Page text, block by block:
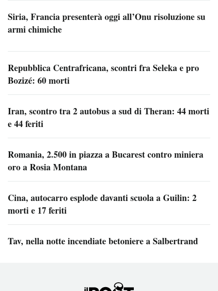
Siria, Francia presenterà oggi all’Onu risoluzione su
armi chimiche
Repubblica Centrafricana, scontri fra Seleka e pro
Bozizé: 60 morti
Iran, scontro tra 2 autobus a sud di Theran: 44 morti
e 44 feriti
Romania, 2.500 in piazza a Bucarest contro miniera
oro a Rosia Montana
Cina, autocarro esplode davanti scuola a Guilin: 2
morti e 17 feriti
Tav, nella notte incendiate betoniere a Salbertrand